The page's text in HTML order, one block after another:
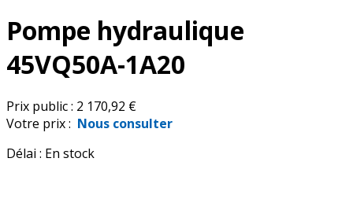
Pompe hydraulique
45VQ50A-1A20
Prix public : 2 170,92 €
Votre prix : Nous consulter
Délai : En stock